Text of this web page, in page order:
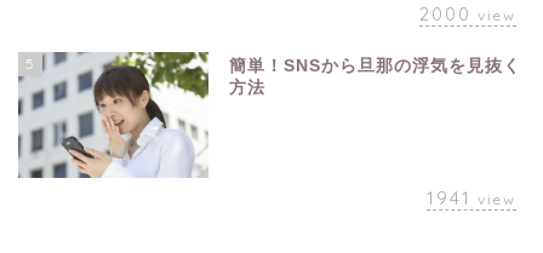
2000 view
5
簡単！SNSから旦那の浮気を見抜く
方法
1941 view